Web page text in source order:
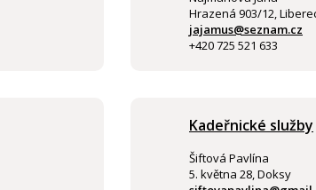
Hrazená 903/12,
jajamus@seznam.cz
+420 725 521 633
Kadeřnické služby
Šiftová Pavlína
5. května 28, Doksy